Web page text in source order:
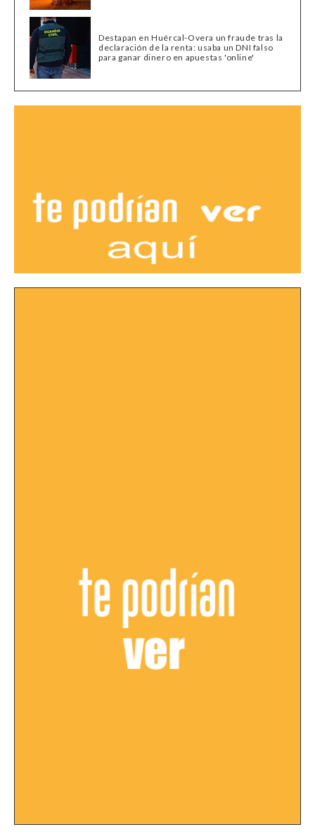
Destapan en Huércal-Overa un fraude tras la
declaración de la renta: usaba un DNI falso
para ganar dinero en apuestas 'online'